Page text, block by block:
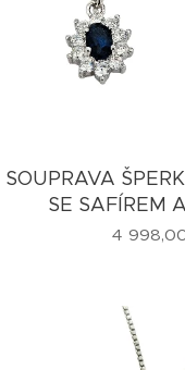
SOUPRAVA
SE SAFÍREM
4